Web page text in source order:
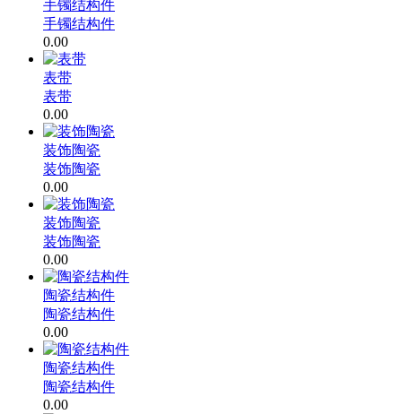
手镯结构件
手镯结构件
0.00
表带
表带
0.00
装饰陶瓷
装饰陶瓷
0.00
装饰陶瓷
装饰陶瓷
0.00
陶瓷结构件
陶瓷结构件
0.00
陶瓷结构件
陶瓷结构件
0.00